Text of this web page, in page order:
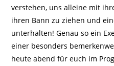
verstehen, uns alleine mit
ihren Bann zu ziehen und
unterhalten! Genau so ein
einer besonders
heute abend für euch im